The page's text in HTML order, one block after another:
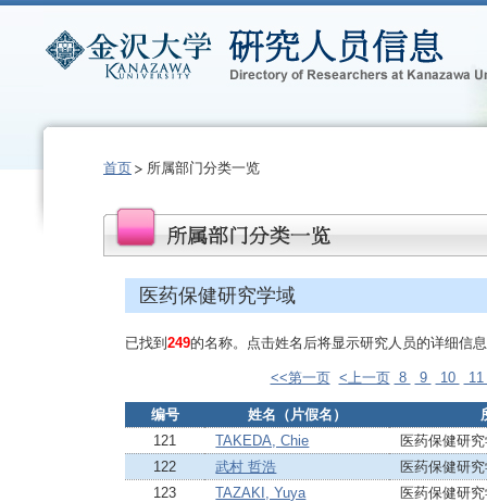
首页 所属部门分类一览
医药保健研究学域
已找到 249的名称。点击姓名后将显示研究人员的详细信
<<第一页 <上一页 8 9 10 11
编号 姓名（片假名）
121
TAKEDA, Chie
医药保健研
122
武村 哲浩
医药保健研
123
TAZAKI, Yuya
医药保健研